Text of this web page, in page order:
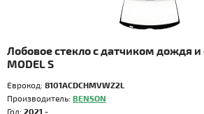
Лобовое стекло с датчиком дождя и
MODEL S
Еврокод: 8101ACDCHMVWZ2L
Производитель: BENSON
Год: 2021 -